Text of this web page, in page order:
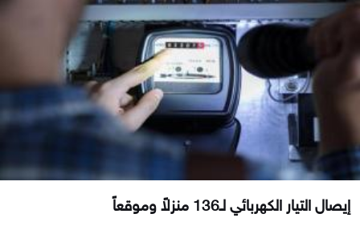
إيصال التيار الكهربائي لـ136 منزلاً وموقعاً